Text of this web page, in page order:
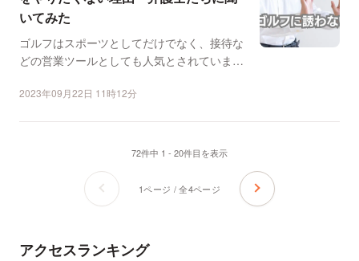
いてみた
ゴルフはスポーツとしてだけでなく、接待な
どの営業ツールとしても人気とされていま
2023年09月22日 11時12分
72件中 1 - 20件目を表示
1ページ / 全4ページ
アクセスランキング